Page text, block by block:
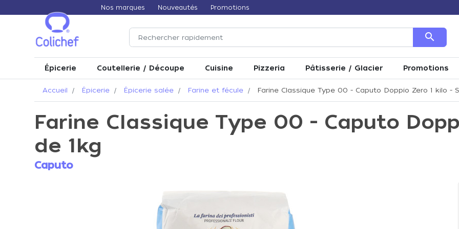
Nos marques Nouveautés Promotions
search
Épicerie Coutellerie / Découpe Cuisine Pizzeria Pâtisserie / Glacier Promotions
Accueil Épicerie Épicerie salée Farine et fécule Farine Classique Type 00 - Caputo Doppio Zero 1 kilo -
Farine Classique Type 00 - Caputo
de 1kg
Caputo